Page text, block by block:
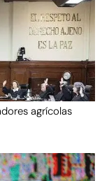
agrícolas